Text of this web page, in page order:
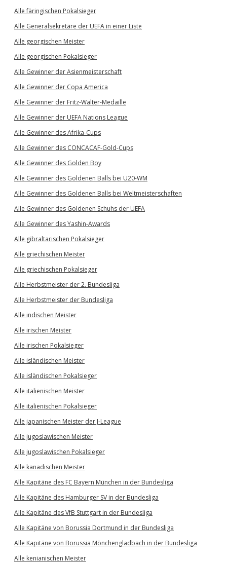
Alle färingischen Pokalsieger
Alle Generalsekretäre der UEFA in einer Liste
Alle georgischen Meister
Alle georgischen Pokalsieger
Alle Gewinner der Asienmeisterschaft
Alle Gewinner der Copa America
Alle Gewinner der Fritz-Walter-Medaille
Alle Gewinner der UEFA Nations League
Alle Gewinner des Afrika-Cups
Alle Gewinner des CONCACAF-Gold-Cups
Alle Gewinner des Golden Boy
Alle Gewinner des Goldenen Balls bei U20-WM
Alle Gewinner des Goldenen Balls bei Weltmeisterschaften
Alle Gewinner des Goldenen Schuhs der UEFA
Alle Gewinner des Yashin-Awards
Alle gibraltarischen Pokalsieger
Alle griechischen Meister
Alle griechischen Pokalsieger
Alle Herbstmeister der 2. Bundesliga
Alle Herbstmeister der Bundesliga
Alle indischen Meister
Alle irischen Meister
Alle irischen Pokalsieger
Alle isländischen Meister
Alle isländischen Pokalsieger
Alle italienischen Meister
Alle italienischen Pokalsieger
Alle japanischen Meister der J-League
Alle jugoslawischen Meister
Alle jugoslawischen Pokalsieger
Alle kanadischen Meister
Alle Kapitäne des FC Bayern München in der Bundesliga
Alle Kapitäne des Hamburger SV in der Bundesliga
Alle Kapitäne des VfB Stuttgart in der Bundesliga
Alle Kapitäne von Borussia Dortmund in der Bundesliga
Alle Kapitäne von Borussia Mönchengladbach in der Bundesliga
Alle kenianischen Meister